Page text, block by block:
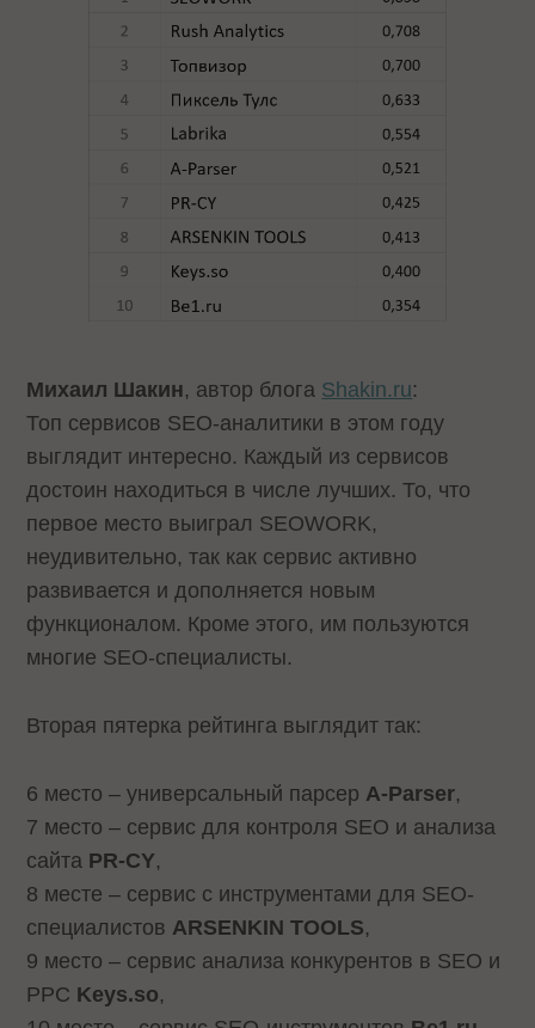
Михаил Шакин, автор блога Shakin.ru:
Топ сервисов SEO-аналитики в этом году
выглядит интересно. Каждый из сервисов
достоин находиться в числе лучших. То, что
первое место выиграл SEOWORK,
неудивительно, так как сервис активно
развивается и дополняется новым
функционалом. Кроме этого, им пользуются
многие SEO-специалисты.
Вторая пятерка рейтинга выглядит так:
6 место – универсальный парсер A-Parser,
7 место – сервис для контроля SEO и анализа
сайта PR-CY,
8 месте – сервис с инструментами для SEO-
специалистов ARSENKIN TOOLS,
9 место – сервис анализа конкурентов в SEO и
PPC Keys.so,